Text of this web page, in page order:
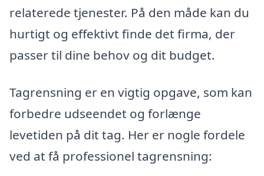
relaterede tjenester. På den måde kan du
hurtigt og effektivt finde det firma, der
passer til dine behov og dit budget.
Tagrensning er en vigtig opgave, som kan
forbedre udseendet og forlænge
levetiden på dit tag. Her er nogle fordele
ved at få professionel tagrensning: